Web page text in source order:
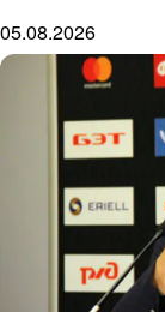
05.08.2026